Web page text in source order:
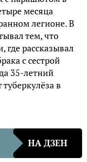
месяца
легионе. В
тем, что
где рассказывал
с сестрой
35-летний
в
НА ДЗЕН